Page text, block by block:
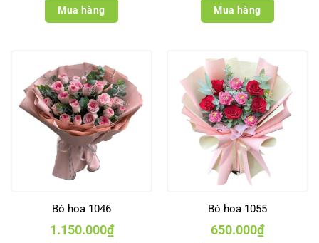
Mua hàng Mua hàng
Bó hoa 1046
1.150.000₫
Bó hoa 1055
650.000₫